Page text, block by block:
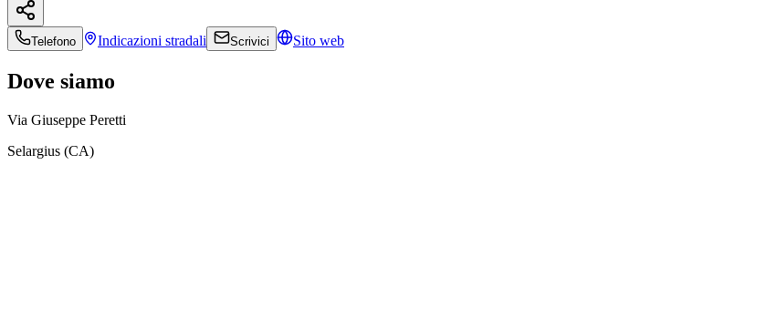
Telefono Indicazioni stradali Scrivici Sito web
Dove siamo
Via Giuseppe Peretti
Selargius (CA)